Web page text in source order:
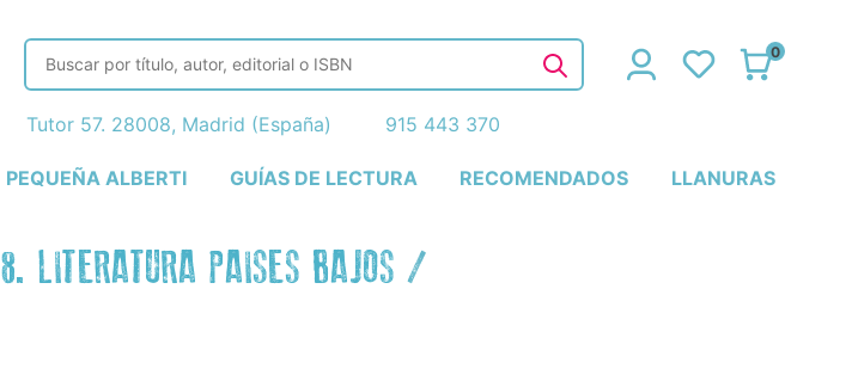
PEQUEÑA ALBERTI GUÍAS DE LECTURA RECOMENDADOS LLANURAS
0
Tutor 57. 28008, Madrid (España) 915 443 370
8. LITERATURA PAISES BAJOS /